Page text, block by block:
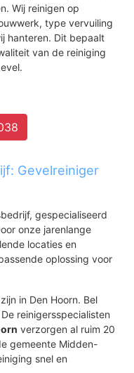
Wij reinigen op
type vervuiling
hanteren. Dit bepaalt
van de reiniging
Gevelreiniger
gespecialiseerd
onze jarenlange
locaties en
oplossing voor
in Den Hoorn. Bel
reinigersspecialisten
verzorgen al ruim 20
gemeente Midden-
snel en